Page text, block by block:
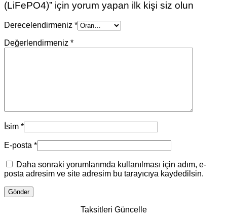
(LiFePO4)” için yorum yapan ilk kişi siz olun
Derecelendirmeniz *
Değerlendirmeniz *
İsim *
E-posta *
Daha sonraki yorumlarımda kullanılması için adım, e-
posta adresim ve site adresim bu tarayıcıya kaydedilsin.
Taksitleri Güncelle